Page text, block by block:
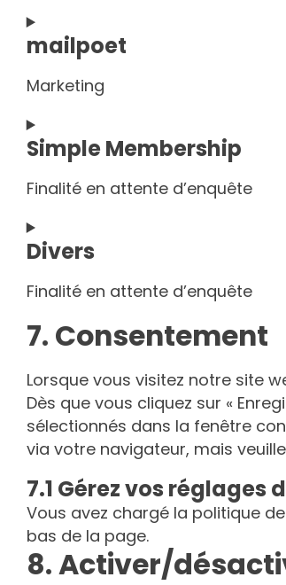
Consent
to
service
burst-
mailpoet
Marketing
Consent
to
service
mailpoet
Simple Membership
Finalité en attente d’enquête
Consent
to
simple-
Divers
Finalité en attente d’enquête
Consent
to
service
divers
7. Consentement
Lorsque vous visitez notre site
Dès que vous cliquez sur «
sélectionnés dans la fenêtre
via votre navigateur, mais
7.1 Gérez vos réglages
Vous avez chargé la politique
bas de la page.
8. Activer/